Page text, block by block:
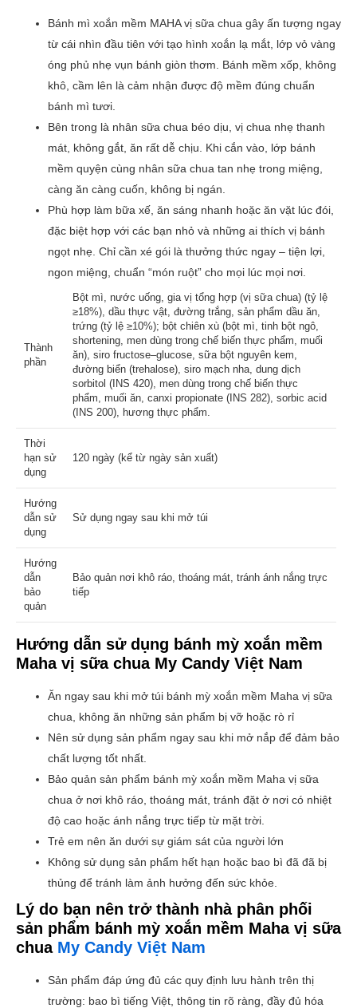
Bánh mì xoắn mềm MAHA vị sữa chua gây ấn tượng ngay
từ cái nhìn đầu tiên với tạo hình xoắn lạ mắt, lớp vỏ vàng
óng phủ nhẹ vụn bánh giòn thơm. Bánh mềm xốp, không
khô, cầm lên là cảm nhận được độ mềm đúng chuẩn
bánh mì tươi.
Bên trong là nhân sữa chua béo dịu, vị chua nhẹ thanh
mát, không gắt, ăn rất dễ chịu. Khi cắn vào, lớp bánh
mềm quyện cùng nhân sữa chua tan nhẹ trong miệng,
càng ăn càng cuốn, không bị ngán.
Phù hợp làm bữa xế, ăn sáng nhanh hoặc ăn vặt lúc đói,
đặc biệt hợp với các bạn nhỏ và những ai thích vị bánh
ngọt nhẹ. Chỉ cần xé gói là thưởng thức ngay – tiện lợi,
ngon miệng, chuẩn “món ruột” cho mọi lúc mọi nơi.
Thành
phần
Bột mì, nước uống, gia vị tổng hợp (vị sữa chua) (tỷ lệ
≥18%), dầu thực vật, đường trắng, sản phẩm dầu ăn,
trứng (tỷ lệ ≥10%); bột chiên xù (bột mì, tinh bột ngô,
shortening, men dùng trong chế biến thực phẩm, muối
ăn), siro fructose–glucose, sữa bột nguyên kem,
đường biển (trehalose), siro mạch nha, dung dịch
sorbitol (INS 420), men dùng trong chế biến thực
phẩm, muối ăn, canxi propionate (INS 282), sorbic acid
(INS 200), hương thực phẩm.
Thời
hạn sử
dụng
120 ngày (kể từ ngày sản xuất)
Hướng
dẫn sử
dụng
Sử dụng ngay sau khi mở túi
Hướng
dẫn
bảo
quản
Bảo quản nơi khô ráo, thoáng mát, tránh ánh nắng trực
tiếp
Hướng dẫn sử dụng bánh mỳ xoắn mềm
Maha vị sữa chua My Candy Việt Nam
Ăn ngay sau khi mở túi bánh mỳ xoắn mềm Maha vị sữa
chua, không ăn những sản phẩm bị vỡ hoặc rò rỉ
Nên sử dụng sản phẩm ngay sau khi mở nắp để đảm bảo
chất lượng tốt nhất.
Bảo quản sản phẩm bánh mỳ xoắn mềm Maha vị sữa
chua ở nơi khô ráo, thoáng mát, tránh đặt ở nơi có nhiệt
độ cao hoặc ánh nắng trực tiếp từ mặt trời.
Trẻ em nên ăn dưới sự giám sát của người lớn
Không sử dụng sản phẩm hết hạn hoặc bao bì đã đã bị
thủng để tránh làm ảnh hưởng đến sức khỏe.
Lý do bạn nên trở thành nhà phân phối
sản phẩm bánh mỳ xoắn mềm Maha vị sữa
chua My Candy Việt Nam
Sản phẩm đáp ứng đủ các quy định lưu hành trên thị
trường: bao bì tiếng Việt, thông tin rõ ràng, đầy đủ hóa